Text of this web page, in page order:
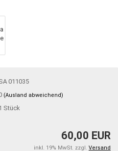
011035
(Ausland abweichend)
Stück
60,00 EUR
inkl. 19% MwSt. zzgl. Versand